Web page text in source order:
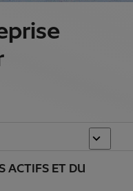
ACTIFS ET DU